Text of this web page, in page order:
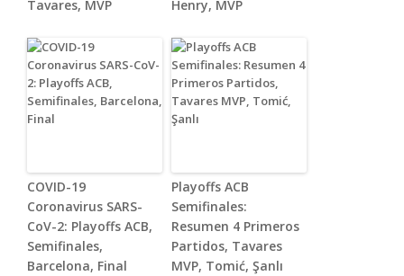
Tavares, MVP Henry, MVP
COVID-19
Coronavirus SARS-
CoV-2: Playoffs ACB,
Semifinales,
Barcelona, Final
Playoffs ACB
Semifinales:
Resumen 4 Primeros
Partidos, Tavares
MVP, Tomić, Şanlı